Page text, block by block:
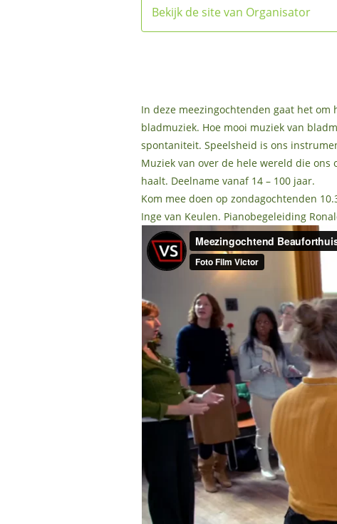
Bekijk de site van Organisator
In deze meezingochtenden gaat het
bladmuziek. Hoe mooi muziek van
spontaniteit. Speelsheid is ons
Muziek van over de hele wereld die
haalt. Deelname vanaf 14 – 100 jaar.
Kom mee doen op zondagochtenden
Inge van Keulen. Pianobegeleiding